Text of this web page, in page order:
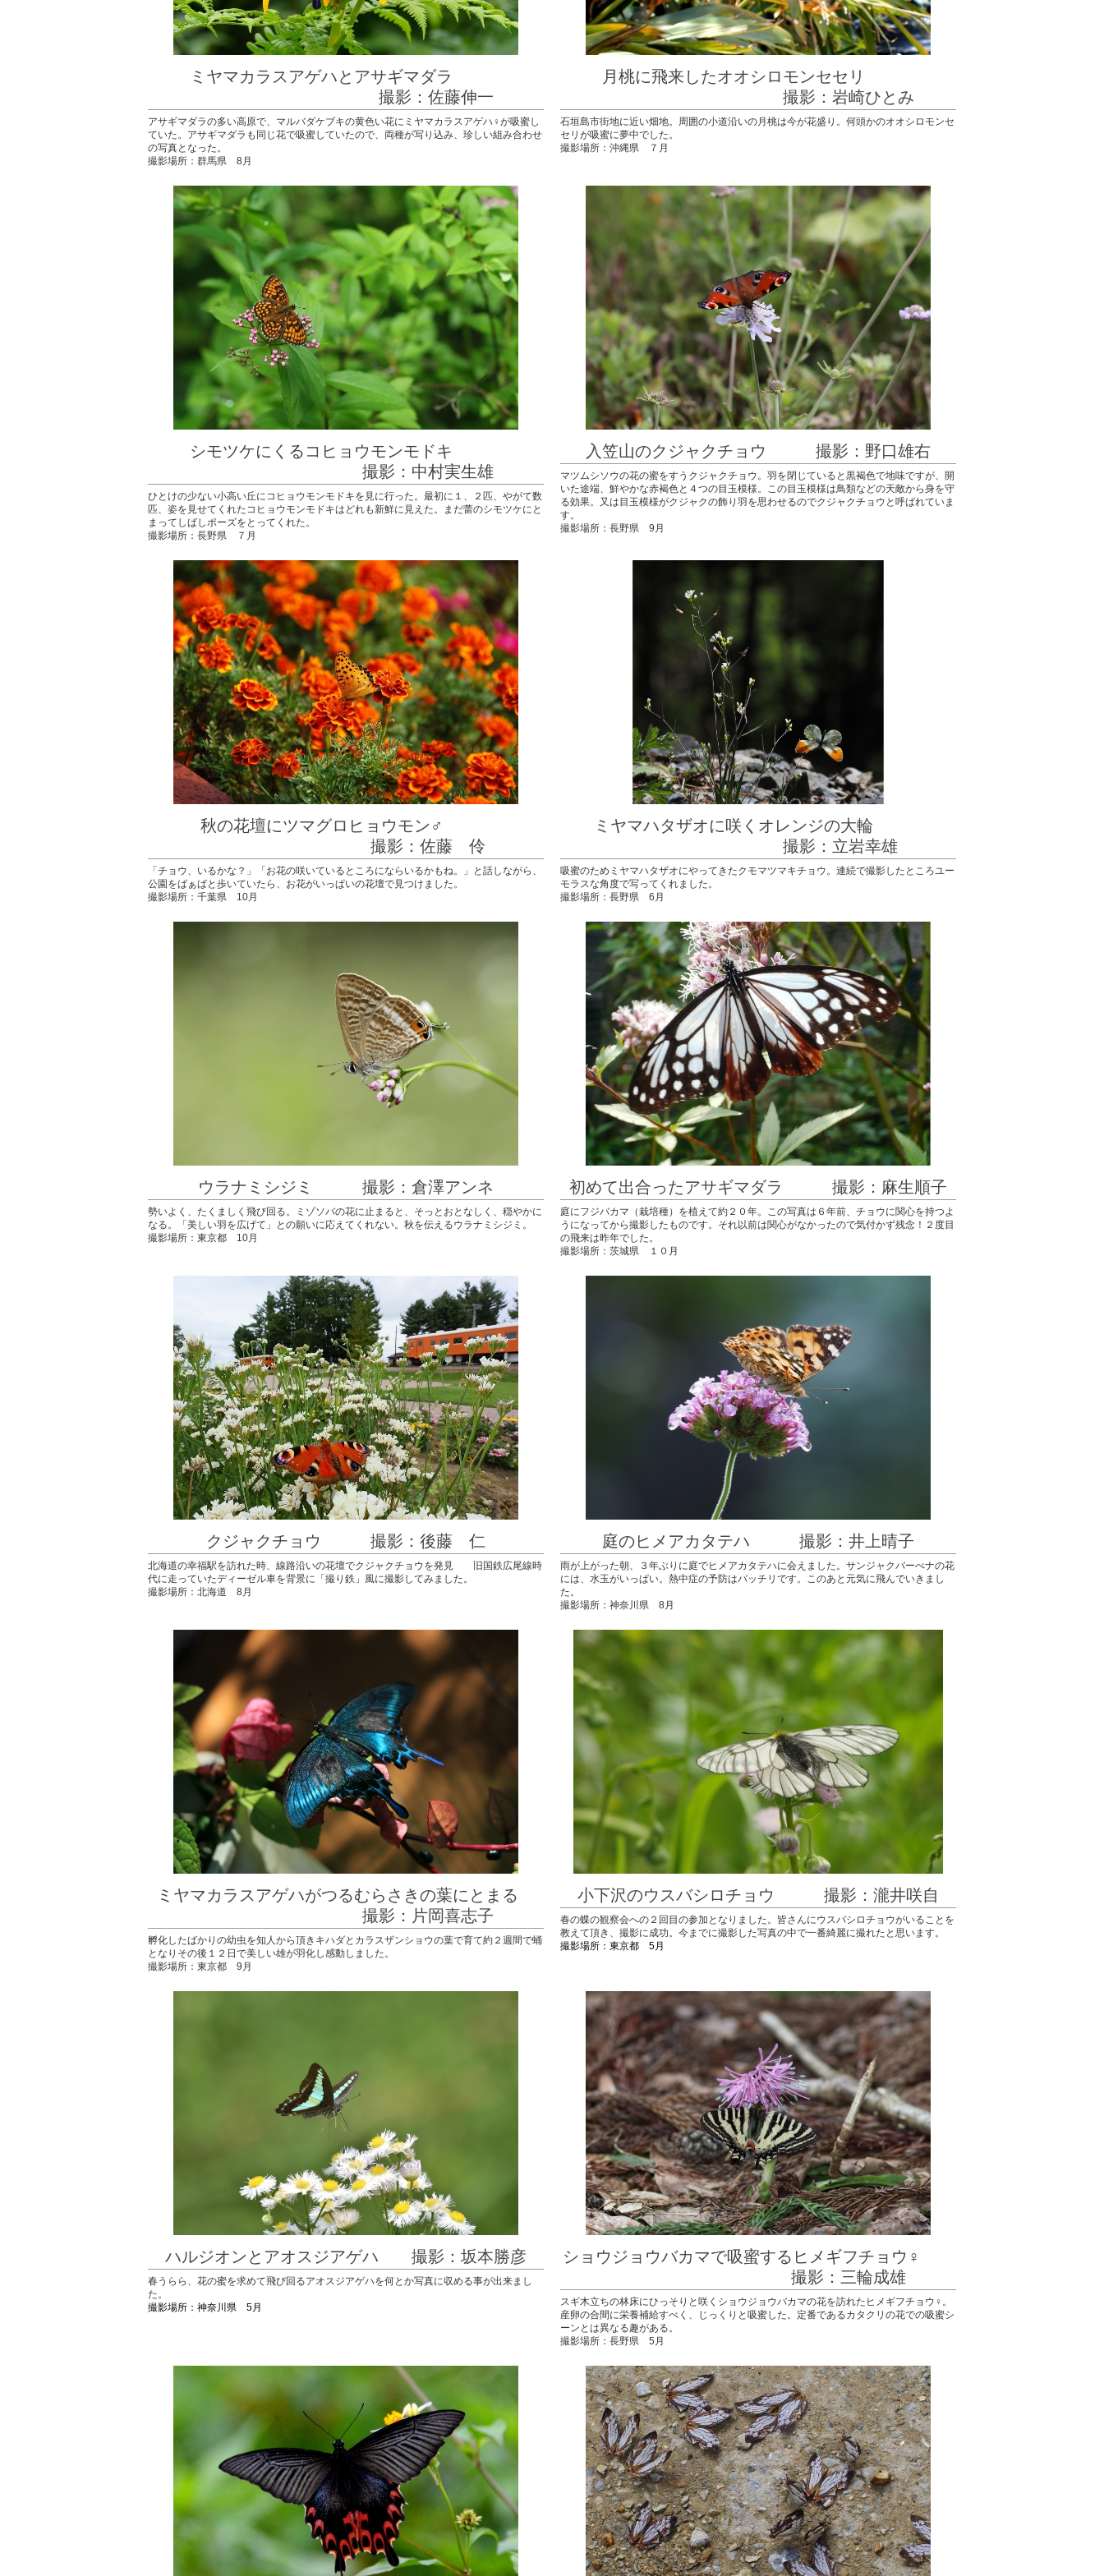
ミヤマカラスアゲハとアサギマダラ
撮影：佐藤伸一
アサギマダラの多い高原で、マルバダケブキの黄色い花にミヤマカラスアゲハ♀が吸蜜し
ていた。アサギマダラも同じ花で吸蜜していたので、両種が写り込み、珍しい組み合わせ
の写真となった。
撮影場所：群馬県 8月
月桃に飛来したオオシロモンセセリ
撮影：岩崎ひとみ
石垣島市街地に近い畑地。周囲の小道沿いの月桃は今が花盛り。何頭かのオオシロモンセ
セリが吸蜜に夢中でした。
撮影場所：沖縄県 ７月
シモツケにくるコヒョウモンモドキ
撮影：中村実生雄
ひとけの少ない小高い丘にコヒョウモンモドキを見に行った。最初に１、２匹、やがて数
匹、姿を見せてくれたコヒョウモンモドキはどれも新鮮に見えた。まだ蕾のシモツケにと
まってしばしポーズをとってくれた。
撮影場所：長野県 ７月
入笠山のクジャクチョウ 撮影：野口雄右
マツムシソウの花の蜜をすうクジャクチョウ。羽を閉じていると黒褐色で地味ですが、開
いた途端、鮮やかな赤褐色と４つの目玉模様。この目玉模様は鳥類などの天敵から身を守
る効果。又は目玉模様がクジャクの飾り羽を思わせるのでクジャクチョウと呼ばれていま
す。
撮影場所：長野県 9月
秋の花壇にツマグロヒョウモン♂
撮影：佐藤 伶
「チョウ、いるかな？」「お花の咲いているところにならいるかもね。」と話しながら、
公園をばぁばと歩いていたら、お花がいっぱいの花壇で見つけました。
撮影場所：千葉県 10月
ミヤマハタザオに咲くオレンジの大輪
撮影：立岩幸雄
吸蜜のためミヤマハタザオにやってきたクモマツマキチョウ。連続で撮影したところユー
モラスな角度で写ってくれました。
撮影場所：長野県 6月
ウラナミシジミ 撮影：倉澤アンネ
勢いよく、たくましく飛び回る。ミゾソバの花に止まると、そっとおとなしく、穏やかに
なる。「美しい羽を広げて」との願いに応えてくれない。秋を伝えるウラナミシジミ。
撮影場所：東京都 10月
初めて出合ったアサギマダラ 撮影：麻生順子
庭にフジバカマ（栽培種）を植えて約２０年。この写真は６年前、チョウに関心を持つよ
うになってから撮影したものです。それ以前は関心がなかったので気付かず残念！２度目
の飛来は昨年でした。
撮影場所：茨城県 １０月
クジャクチョウ 撮影：後藤 仁
北海道の幸福駅を訪れた時、線路沿いの花壇でクジャクチョウを発見 旧国鉄広尾線時
代に走っていたディーゼル車を背景に「撮り鉄」風に撮影してみました。
撮影場所：北海道 8月
庭のヒメアカタテハ 撮影：井上晴子
雨が上がった朝、３年ぶりに庭でヒメアカタテハに会えました。サンジャクバーべナの花
には、水玉がいっぱい。熱中症の予防はバッチリです。このあと元気に飛んでいきまし
た。
撮影場所：神奈川県 8月
ミヤマカラスアゲハがつるむらさきの葉にとまる
撮影：片岡喜志子
孵化したばかりの幼虫を知人から頂きキハダとカラスザンショウの葉で育て約２週間で蛹
となりその後１２日で美しい雄が羽化し感動しました。
撮影場所：東京都 9月
小下沢のウスバシロチョウ 撮影：瀧井咲自
春の蝶の観察会への２回目の参加となりました。皆さんにウスバシロチョウがいることを
教えて頂き、撮影に成功。今までに撮影した写真の中で一番綺麗に撮れたと思います。
撮影場所：東京都 5月
ハルジオンとアオスジアゲハ 撮影：坂本勝彦
春うらら、花の蜜を求めて飛び回るアオスジアゲハを何とか写真に収める事が出来まし
た。
撮影場所：神奈川県 5月
ショウジョウバカマで吸蜜するヒメギフチョウ♀
撮影：三輪成雄
スギ木立ちの林床にひっそりと咲くショウジョウバカマの花を訪れたヒメギフチョウ♀。
産卵の合間に栄養補給すべく、じっくりと吸蜜した。定番であるカタクリの花での吸蜜シ
ーンとは異なる趣がある。
撮影場所：長野県 5月